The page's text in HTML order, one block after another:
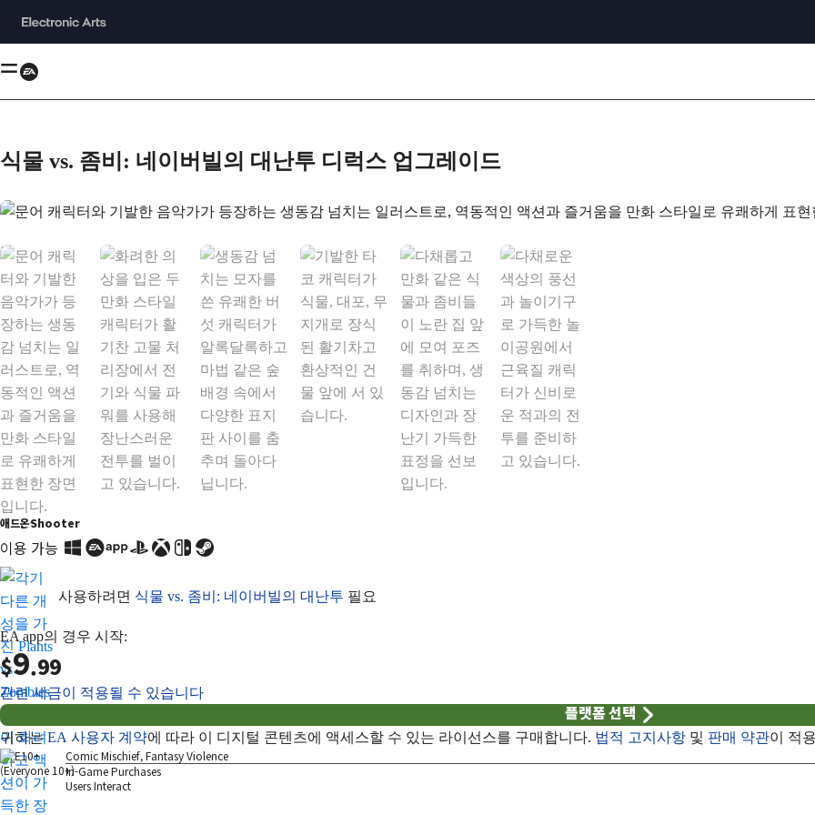
식물 vs. 좀비: 네이버빌의 대난투 디럭스 업그레이드
문어 캐릭터와 기발한 음악가가 등장하는 생동감 넘치는 일러스트로, 역동적인 액션과 즐거움을 만화 스타일로 유쾌하게 표현
애드온Shooter
이용 가능
사용하려면 식물 vs. 좀비: 네이버빌의 대난투 필요
EA app의 경우 시작:
$9.99
관련 세금이 적용될 수 있습니다
플랫폼 선택
귀하는EA 사용자 계약에 따라 이 디지털 콘텐츠에 액세스할 수 있는 라이선스를 구매합니다. 법적 고지사항 및 판매 약관이 적
Comic Mischief, Fantasy Violence
In-Game Purchases
Users Interact